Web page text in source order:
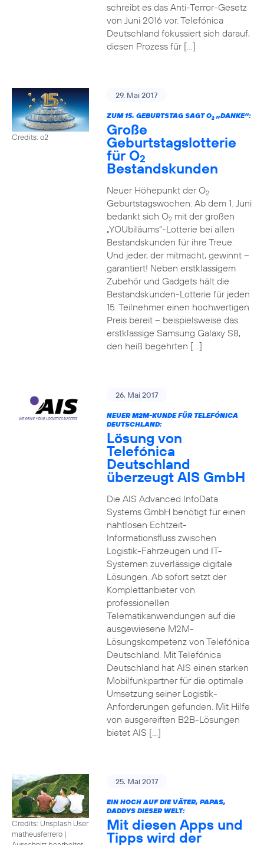
schreibt es das Anti-Terror-Gesetz
von Juni 2016 vor. Telefónica
Deutschland fokussiert sich darauf,
diesen Prozess für […]
Credits: o2
29. Mai 2017
ZUM 15. GEBURTSTAG SAGT O2„DANKE“:
Große
Geburtstagslotterie
für O2
Bestandskunden
Neuer Höhepunkt der O2
Geburtstagswochen: Ab dem 1. Juni
bedankt sich O2mit der großen
„YOUbiläums“-Lotterie bei allen
Bestandskunden für ihre Treue.
Und jeder, der mitmacht, gewinnt –
garantiert! Neben erstklassigem
Zubehör und Gadgets hält die
Bestandskunden-Lotterie für jeden
15. Teilnehmer einen hochwertigen
Preis bereit – beispielsweise das
erstklassige Samsung Galaxy S8,
den heiß begehrten […]
26. Mai 2017
NEUER M2M-KUNDE FÜR TELEFÓNICA
DEUTSCHLAND:
Lösung von
Telefónica
Deutschland
überzeugt AIS GmbH
Die AIS Advanced InfoData
Systems GmbH benötigt für einen
nahtlosen Echtzeit-
Informationsfluss zwischen
Logistik-Fahrzeugen und IT-
Systemen zuverlässige digitale
Lösungen. Ab sofort setzt der
Komplettanbieter von
professionellen
Telematikanwendungen auf die
ausgewiesene M2M-
Lösungskompetenz von Telefónica
Deutschland. Mit Telefónica
Deutschland hat AIS einen starken
Mobilfunkpartner für die optimale
Umsetzung seiner Logistik-
Anforderungen gefunden. Mit Hilfe
von ausgereiften B2B-Lösungen
bietet AIS […]
Credits: Unsplash User
matheusferrero |
25. Mai 2017
EIN HOCH AUF DIE VÄTER, PAPAS,
DADDYS DIESER WELT:
Mit diesen Apps und
Tipps wird der